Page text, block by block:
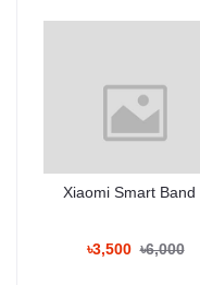
Why Shop With
06 Aug - 07 Aug
Xiaomi Smart Band
৳3,500 ৳6,000